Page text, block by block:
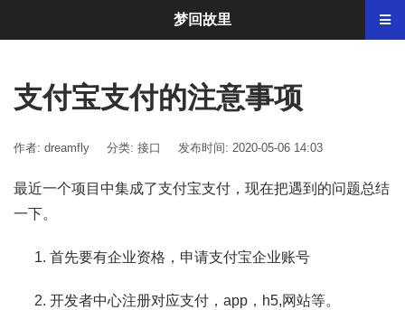
支付宝支付的注意事项
作者: dreamfly 分类: 接口 发布时间: 2020-05-06 14:03
最近一个项目中集成了支付宝支付，现在把遇到的问题总结
一下。
首先要有企业资格，申请支付宝企业账号
开发者中心注册对应支付，app，h5,网站等。
梦回故里